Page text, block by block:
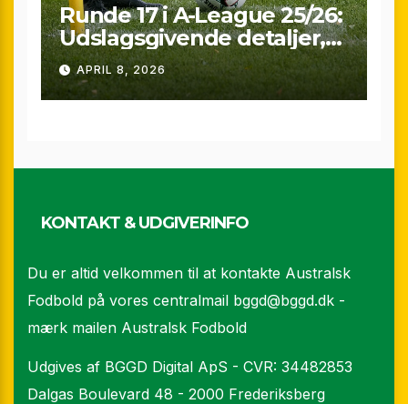
Runde 17 i A-League 25/26:
Udslagsgivende detaljer,
sene scoringer og VAR-
drama
APRIL 8, 2026
KONTAKT & UDGIVERINFO
Du er altid velkommen til at kontakte Australsk
Fodbold på vores centralmail bggd@bggd.dk -
mærk mailen Australsk Fodbold
Udgives af BGGD Digital ApS - CVR: 34482853
Dalgas Boulevard 48 - 2000 Frederiksberg